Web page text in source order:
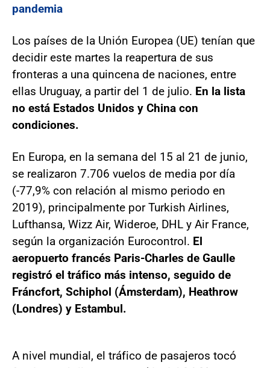
pandemia
Los países de la Unión Europea (UE) tenían que
decidir este martes la reapertura de sus
fronteras a una quincena de naciones, entre
ellas Uruguay, a partir del 1 de julio. En la lista
no está Estados Unidos y China con
condiciones.
En Europa, en la semana del 15 al 21 de junio,
se realizaron 7.706 vuelos de media por día
(-77,9% con relación al mismo periodo en
2019), principalmente por Turkish Airlines,
Lufthansa, Wizz Air, Wideroe, DHL y Air France,
según la organización Eurocontrol. El
aeropuerto francés Paris-Charles de Gaulle
registró el tráfico más intenso, seguido de
Fráncfort, Schiphol (Ámsterdam), Heathrow
(Londres) y Estambul.
A nivel mundial, el tráfico de pasajeros tocó